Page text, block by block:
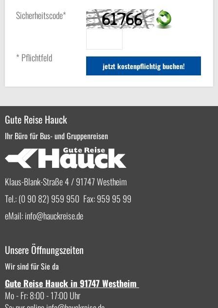
Sicherheitscode*
* Pflichtfeld
Gute Reise Hauck
Ihr Büro für Bus- und Gruppenreisen
Klaus-Blank-Straße 4 / 91747 Westheim
Tel.: (0 90 82) 959 950 Fax: 959 95 99
eMail:info hauckreise.de
Unsere Öffnungszeiten
Wir sind für Sie da
Gute Reise Hauck in 91747 Westheim
Mo - Fr: 8:00 - 17:00 Uhr